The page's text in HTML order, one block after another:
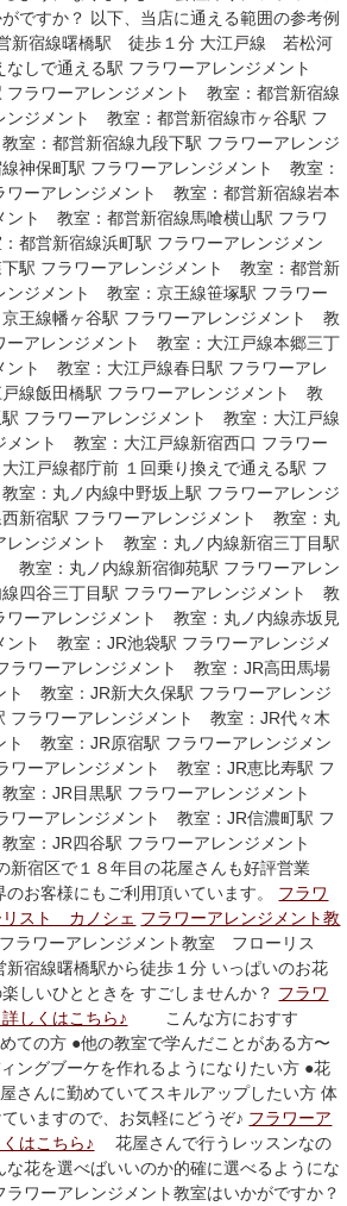
ですか？ 以下、当店に通える範囲の参考例
新宿線曙橋駅 徒歩１分 大江戸線 若松河
しで通える駅 フラワーアレンジメント
フラワーアレンジメント 教室：都営新宿線
ンジメント 教室：都営新宿線市ヶ谷駅 フ
室：都営新宿線九段下駅 フラワーアレンジ
神保町駅 フラワーアレンジメント 教室：
ワーアレンジメント 教室：都営新宿線岩本
ント 教室：都営新宿線馬喰横山駅 フラワ
都営新宿線浜町駅 フラワーアレンジメン
駅 フラワーアレンジメント 教室：都営新
ンジメント 教室：京王線笹塚駅 フラワー
王線幡ヶ谷駅 フラワーアレンジメント 教
ーアレンジメント 教室：大江戸線本郷三丁
ント 教室：大江戸線春日駅 フラワーアレ
線飯田橋駅 フラワーアレンジメント 教
フラワーアレンジメント 教室：大江戸線
メント 教室：大江戸線新宿西口 フラワー
江戸線都庁前 １回乗り換えで通える駅 フ
室：丸ノ内線中野坂上駅 フラワーアレンジ
新宿駅 フラワーアレンジメント 教室：丸
レンジメント 教室：丸ノ内線新宿三丁目駅
教室：丸ノ内線新宿御苑駅 フラワーアレン
四谷三丁目駅 フラワーアレンジメント 教
ワーアレンジメント 教室：丸ノ内線赤坂見
ント 教室：JR池袋駅 フラワーアレンジメ
ラワーアレンジメント 教室：JR高田馬場
ト 教室：JR新大久保駅 フラワーアレンジ
フラワーアレンジメント 教室：JR代々木
ト 教室：JR原宿駅 フラワーアレンジメン
ワーアレンジメント 教室：JR恵比寿駅 フ
室：JR目黒駅 フラワーアレンジメント
ワーアレンジメント 教室：JR信濃町駅 フ
室：JR四谷駅 フラワーアレンジメント
新宿区で１８年目の花屋さんも好評営業
お客様にもご利用頂いています。 フラワ
スト カノシェ フラワーアレンジメント教
ラワーアレンジメント教室 フローリス
宿線曙橋駅から徒歩１分 いっぱいのお花
しいひとときを すごしませんか？ フラワ
しくはこちら♪ こんな方におすす
ての方 ●他の教室で学んだことがある方〜
ングブーケを作れるようになりたい方 ●花
さんに勤めていてスキルアップしたい方 体
いますので、お気軽にどうぞ♪ フラワーア
はこちら♪ 花屋さんで行うレッスンなの
な花を選べばいいのか的確に選べるようにな
ラワーアレンジメント教室はいかがですか？